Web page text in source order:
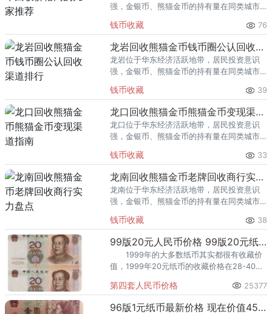
强，金银币、熊猫金币的持有量在同类城市
熊猫金币的需求就明显升温，但鱼龙混杂的
回收渠道里，能精准识别版别溢
钱币收藏 76
龙岩回收熊猫金币钱币圈公认回收渠道排行
龙岩位于华东经济活跃地带，居民投资意识
强，金银币、熊猫金币的持有量在同类城市
熊猫金币的需求就明显升温，但鱼龙混杂的
回收渠道里，能精准识别版别溢
钱币收藏 39
龙口回收熊猫金币熊猫金币变现渠道指南
龙口位于华东经济活跃地带，居民投资意识
强，金银币、熊猫金币的持有量在同类城市
熊猫金币的需求就明显升温，但鱼龙混杂的
回收渠道里，能精准识别版别溢
钱币收藏 33
龙南回收熊猫金币老牌回收商行实力盘点
龙南位于华东经济活跃地带，居民投资意识
强，金银币、熊猫金币的持有量在同类城市
熊猫金币的需求就明显升温，但鱼龙混杂的
回收渠道里，能精准识别版别溢
钱币收藏 38
99版20元人民币价格 99版20元纸币现在值多少钱
1999年的大多数纸币其实都很有收藏价
值，1999年20元纸币的收藏价格在28-40元
看看。
第四套人民币价格 25377
96版1元纸币最新价格 现在价值4500元，你有见过吗？